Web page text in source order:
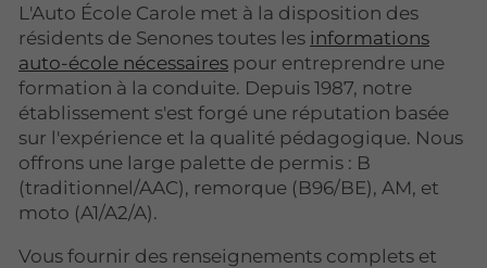
L'Auto École Carole met à la disposition des
résidents de Senones toutes les informations
auto-école nécessaires pour entreprendre une
formation à la conduite. Depuis 1987, notre
établissement s'est forgé une réputation basée
sur l'expérience et la qualité pédagogique. Nous
offrons une large palette de permis : B
(traditionnel/AAC), remorque (B96/BE), AM, et
moto (A1/A2/A).
Vous fournir des renseignements complets et